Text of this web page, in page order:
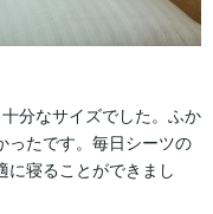
分なサイズでした。ふか
ったです。毎日シーツの
に寝ることができまし